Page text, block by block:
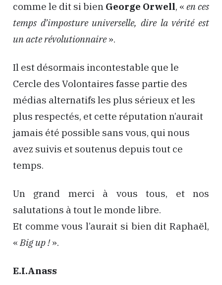
comme le dit si bien George Orwell, « en ces
temps d’imposture universelle, dire la vérité est
un acte révolutionnaire ».
Il est désormais incontestable que le
Cercle des Volontaires fasse partie des
médias alternatifs les plus sérieux et les
plus respectés, et cette réputation n’aurait
jamais été possible sans vous, qui nous
avez suivis et soutenus depuis tout ce
temps.
Un grand merci à vous tous, et nos
salutations à tout le monde libre.
Et comme vous l’aurait si bien dit Raphaël,
« Big up !».
E.I.Anass